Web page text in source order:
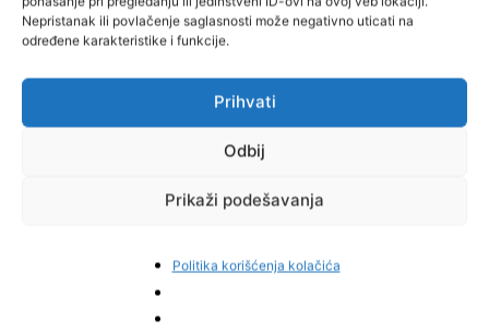
Nepristanak ili povlačenje saglasnosti može negativno uticati na
određene karakteristike i funkcije.
Prihvati
Odbij
Prikaži podešavanja
Politika korišćenja kolačića
VIJESTI
Sastanak sa predstavnicima Udruge
nositelja ratnih odličja HVO-a Zeničko-